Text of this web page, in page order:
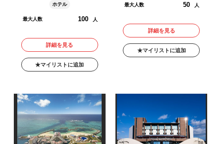
ホテル
最大人数 100 人
詳細を見る
マイリストに追加
最大人数 50 人
詳細を見る
マイリストに追加